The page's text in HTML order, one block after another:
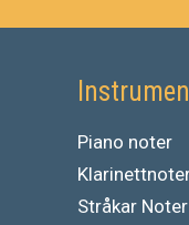
Piano noter
Stråkar Noter